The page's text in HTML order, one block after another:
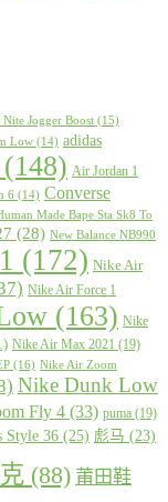
Nite Jogger Boost (15)
Low (14) adidas
(148) Air Jordan 1
6 (14) Converse
Made Bape Sta Sk8 To
(28) New Balance NB990
(172) Nike Air
Nike Air Force 1
(163) Nike
Nike Air Max 2021 (19)
(16) Nike Air Zoom
Nike Dunk Low
Fly 4 (33) puma (19)
Style 36 (25) 彪马 (23)
(88) 莆田鞋